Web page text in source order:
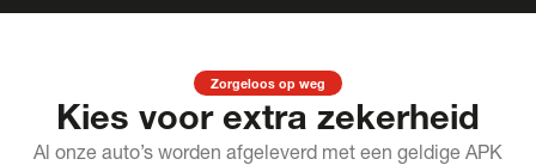
Zorgeloos op weg
Kies voor extra zekerheid
Al onze auto’s worden afgeleverd met een geldige APK